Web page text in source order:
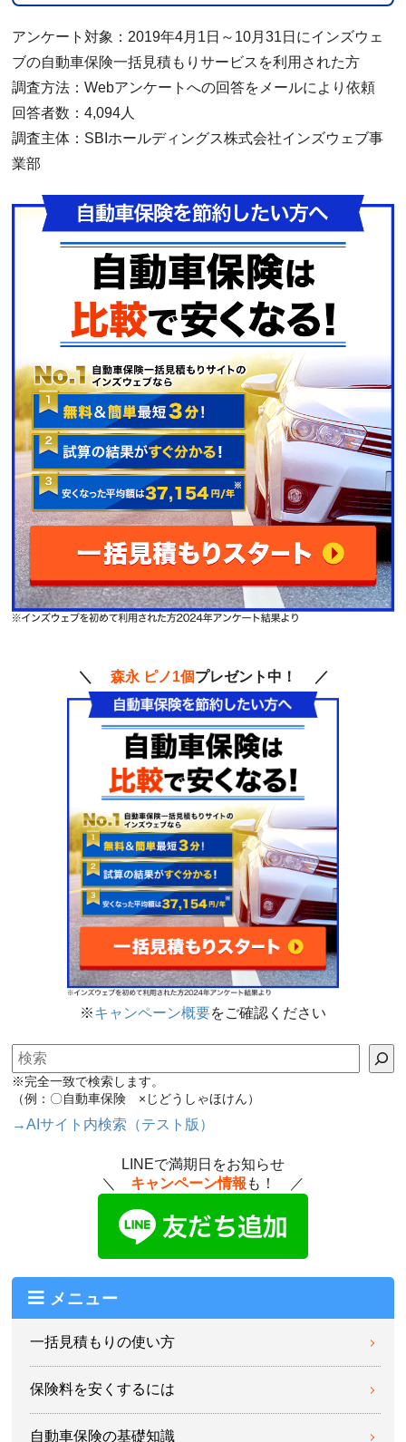
ネット保険で窓口対応と同じように対応してく
れるか心配でしたが、不明点など懇切丁寧に対
応してくれました。
（70代/男性/ダイハツ/ミラ）
サイトがいちばん大変に使いやすい。電話、メ
ール始め、対応が迅速的確で好感が持てる。
（20代/男性/スバル/ステラ）
で問題はありませんでした。
（60代/男性/BMW/BMW）
きめ細かく対応、相談にのっていただきまし
とても良いです。いつ、どの様な内容を話をし
たか、違う人が電話口で話をしても情報共有さ
れている。またマイページで前途の内容、経過
が随時情報が更新され、常に新たな情報が開示
されて安心です。
（40代/女性/ホンダ/N-WGN）
事故ではないが、子供が他人のバイクを倒して
しまい、その賠償について保険会社に連絡した
ことがある。サポートの方が相手との連絡を定
期的に取ってくれ、そのつどの報告も丁寧に伝
えてくれました。今回の件では、バイクのブレ
ーキレバーが曲がってしまったのだが、相手も
はならず、自然消滅的に事は済んだのですが、
保険会社の担当の方が、もしものときの対応の
仕方や何かあったらこちらに連絡くださいとの
アドバイスなどを伝えてくれたので、心理的に
（40代/男性/トヨタ/ノア）
コールセンターの電話後、すぐにALSOK隊員が
来てくれて現場写真や相手に事故状況の話を聞
いてくれました。心強かったです。
（30代/男性/トヨタ/エスクァイア）
順を追って説明してくれましたので分かりやす
かったです。その後の対応は時間がかかること
が少しありましたが、最後まで処理してもらい
良かったです。
（40代/男性/トヨタ/C-HR）
追突事故で過失は相手に100%あったが、相手
保険会社から連絡があり無事に解決したが、そ
こに至るまでに、相手に電話をしたりしてくれ
交通事故では無く、水害による故障で電話をし
た。 生憎対象外で受けられる補償は無かった
が、電話対応は丁寧だった。 契約を中断する
事になったが、必要な手続きや流れについても
た。
事故があった時、対応が早く保険金の支払いも
早かったので、毎年おとなの自動車保険で更新
しています。
アンケート対象：2019年4月1日～10月31日にインズウェ
ブの自動車保険一括見積もりサービスを利用された方
調査方法：Webアンケートへの回答をメールにより依頼
回答者数：4,094人
調査主体：SBIホールディングス株式会社インズウェブ事
業部
＼ 森永 ピノ1個プレゼント中！ ／
※キャンペーン概要をご確認ください
検索
※完全一致で検索します。
（例：〇自動車保険 ×じどうしゃほけん）
→AIサイト内検索（テスト版）
LINEで満期日をお知らせ
＼ キャンペーン情報 も！ ／
メニュー
一括見積もりの使い方
保険料を安くするには
自動車保険の基礎知識